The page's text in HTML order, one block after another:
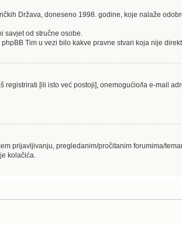
Država, doneseno 1998. godine, koje nalaže
savjet od stručne osobe.
Tim u vezi bilo kakve pravne stvari koja nije
[ili isto već postoji], onemogućio/la e-mail
prijavljivanju, pregledanim/pročitanim forumima/
kolačića.